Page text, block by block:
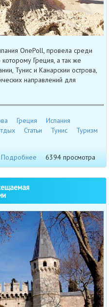
OnePoll, провела среди
Греция, а так же
Тунис и Канарскии острова,
направлений для
Греция
Испания
Статьи Тунис
Туризм
Подробнее
6394 просмотра